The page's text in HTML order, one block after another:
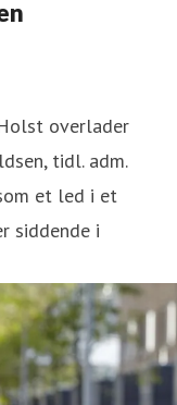
overlader
tidl. adm.
et led i et
siddende i